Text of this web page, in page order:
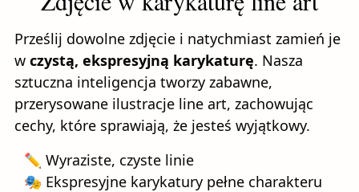
Prześlij dowolne zdjęcie i natychmiast zamień je
w czystą, ekspresyjną karykaturę. Nasza
sztuczna inteligencja tworzy zabawne,
przerysowane ilustracje line art, zachowując
cechy, które sprawiają, że jesteś wyjątkowy.
✏️ Wyraziste, czyste linie
🎭 Ekspresyjne karykatury pełne charakteru